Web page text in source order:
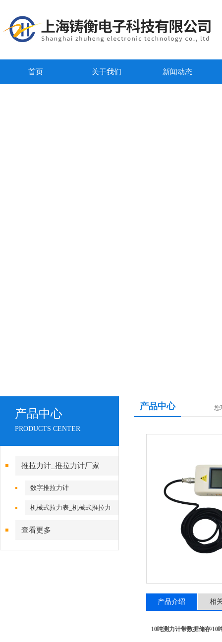
首页 关于我们 新闻动态
产品中心
PRODUCTS CENTER
推拉力计_推拉力计厂家
数字推拉力计
机械式拉力表_机械式推拉力
查看更多
产品中心 您
产品介绍 相
10吨测力计带数据储存/10